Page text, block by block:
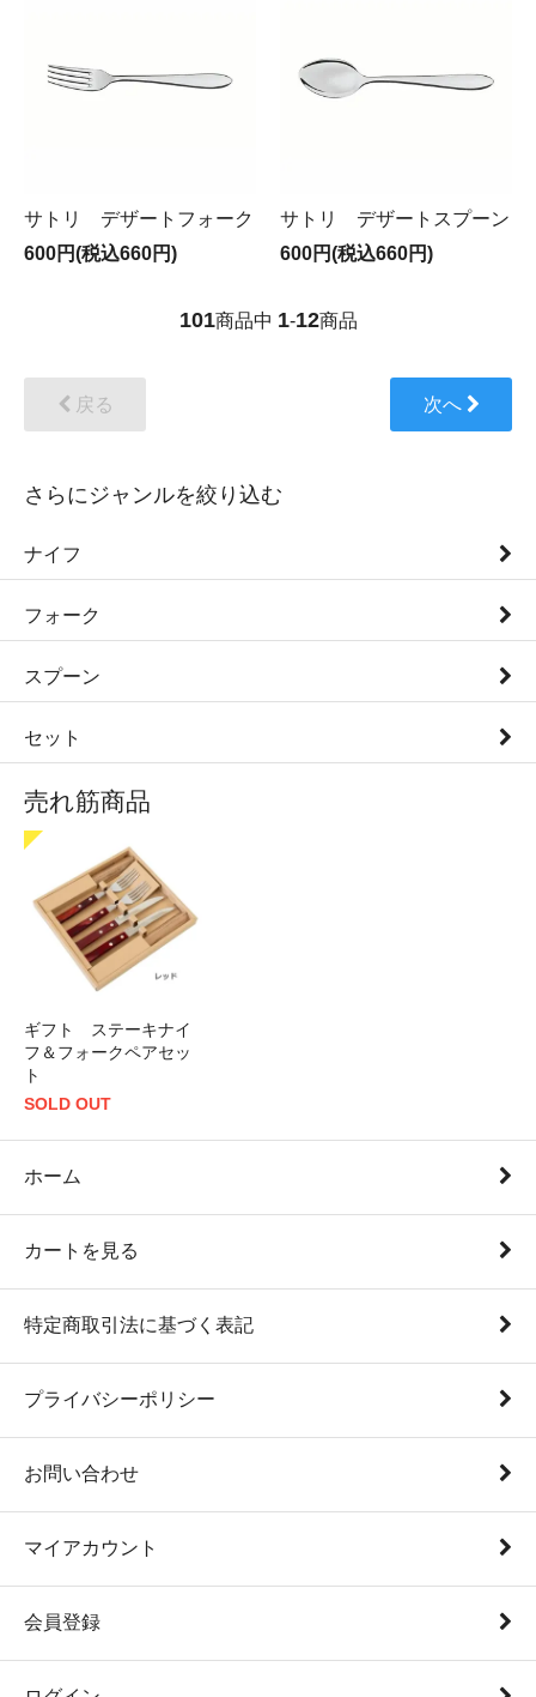
サトリ デザートフォーク
600円(税込660円)
サトリ デザートスプーン
600円(税込660円)
101商品中 1-12商品
戻る 次へ
さらにジャンルを絞り込む
ナイフ
フォーク
スプーン
セット
売れ筋商品
ギフト ステーキナイ
フ＆フォークペアセッ
ト
SOLD OUT
ホーム
カートを見る
特定商取引法に基づく表記
プライバシーポリシー
お問い合わせ
マイアカウント
会員登録